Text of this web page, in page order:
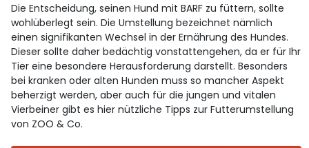
Die Entscheidung, seinen Hund mit BARF zu füttern, sollte
wohlüberlegt sein. Die Umstellung bezeichnet nämlich
einen signifikanten Wechsel in der Ernährung des Hundes.
Dieser sollte daher bedächtig vonstattengehen, da er für Ihr
Tier eine besondere Herausforderung darstellt. Besonders
bei kranken oder alten Hunden muss so mancher Aspekt
beherzigt werden, aber auch für die jungen und vitalen
Vierbeiner gibt es hier nützliche Tipps zur Futterumstellung
von ZOO & Co.